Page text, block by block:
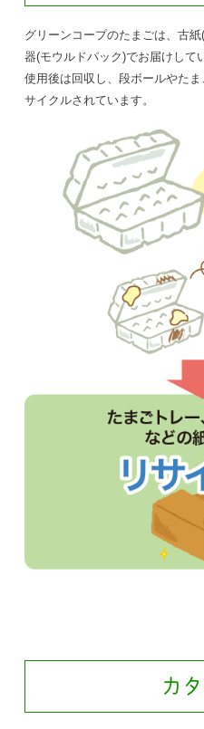
グリーンコープのたまごは、古
器(モウルドパック)でお届けして
使用後は回収し、段ボールやた
サイクルされています。
カ